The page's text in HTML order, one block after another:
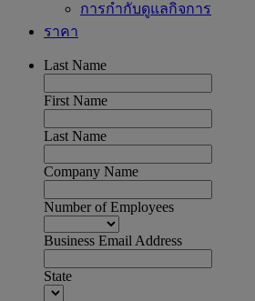
การกำกับดูแลกิจการ
ราคา
Last Name
First Name
Last Name
Company Name
Number of Employees
Business Email Address
State